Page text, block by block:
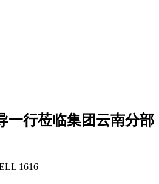
一行莅临集团云南分部
1616